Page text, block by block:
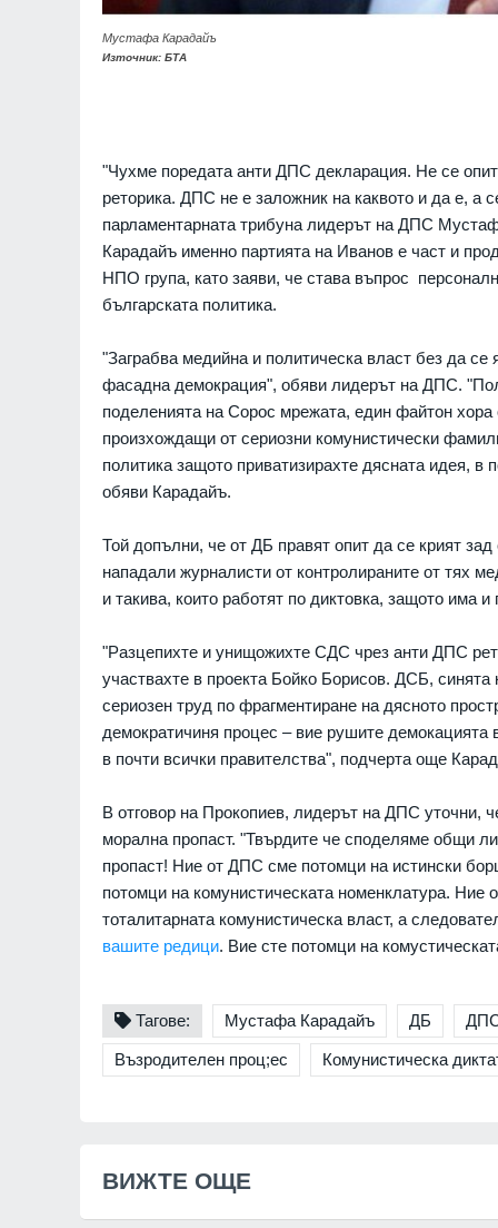
Мустафа Карадайъ
Източник: БТА
"Чухме поредата анти ДПС декларация. Не се
реторика. ДПС не е заложник на каквото и да е, а
парламентарната трибуна лидерът на ДПС
Карадайъ именно партията на Иванов е част и
НПО група, като заяви, че става въпрос
българската политика.
"Заграбва медийна и политическа власт без да
фасадна демокрация", обяви лидерът на ДПС.
поделенията на Сорос мрежата, един файтон
произхождащи от сериозни комунистически
политика защото приватизирахте дясната идея, в
обяви Карадайъ.
Той допълни, че от ДБ правят опит да се крият
нападали журналисти от контролираните от тях
и такива, които работят по диктовка, защото има
"Разцепихте и унищожихте СДС чрез анти ДПС
участвахте в проекта Бойко Борисов. ДСБ,
сериозен труд по фрагментиране на дясното
демократичиня процес – вие рушите
в почти всички правителства", подчерта още
В отговор на Прокопиев, лидерът на ДПС уточни,
морална пропаст. "Твърдите че споделяме общи
пропаст! Ние от ДПС сме потомци на истински
потомци на комунистическата номенклатура.
тоталитарната комунистическа власт, а
вашите редици. Вие сте потомци на
Тагове: Мустафа Карадайъ ДБ
Възродителен проц;ес Комунистическа
ВИЖТЕ ОЩЕ
разузнаване
комплекс ''Панцир-
да изпраща
от рекорден
07.08.2026г.
07.08.2026г.
(ВИДЕО)
Божидар Божанов от
Продължават
проучвания на
ISW: Русия грубо
Женевската конвенция,
формира бойни части
украински
"Туризъм за СУМПС":
заобикаля българският
БЪЛГАРИЯ
WSJ: Американското
разкри новия план на
СВЕТЪТ